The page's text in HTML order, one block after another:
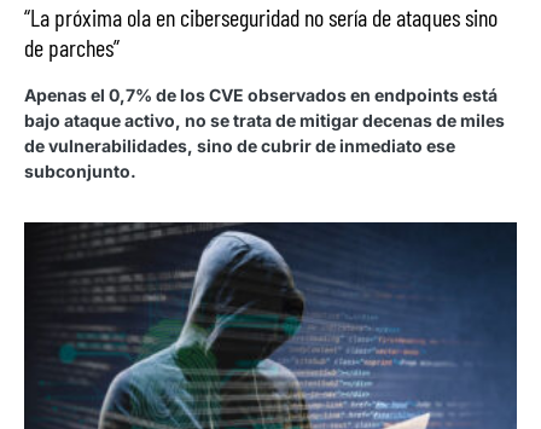
“La próxima ola en ciberseguridad no sería de ataques sino
de parches”
Apenas el 0,7% de los CVE observados en endpoints está
bajo ataque activo, no se trata de mitigar decenas de miles
de vulnerabilidades, sino de cubrir de inmediato ese
subconjunto.